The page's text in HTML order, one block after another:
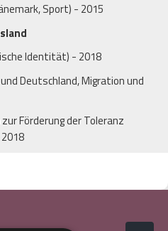
Sport) - 2015
Identität) - 2018
Deutschland, Migration und
Förderung der Toleranz